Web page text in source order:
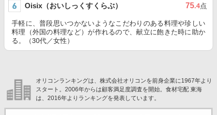
Oisix（おいしっくすくらぶ） 75.4点
手軽に、普段思いつかないようなこだわりのある料理や珍しい
料理（外国の料理など）が作れるので、献立に飽きた時に助か
る。（30代／女性）
オリコンランキングは、株式会社オリコンを前身企業に1967年より
スタート。2006年からは顧客満足度調査を開始。食材宅配 東海
は、2016年よりランキングを発表しています。